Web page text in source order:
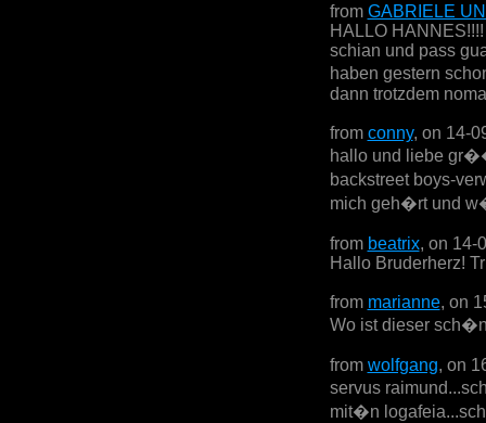
from GABRIELE
HALLO
schian und pass
haben gestern
dann trotzdem
from conny, on 14-
hallo und liebe
backstreet boys-
mich geh�rt und
from beatrix, on 14-
Hallo Bruderherz!
from marianne, on
Wo ist dieser
from wolfgang, on
servus
mit�n